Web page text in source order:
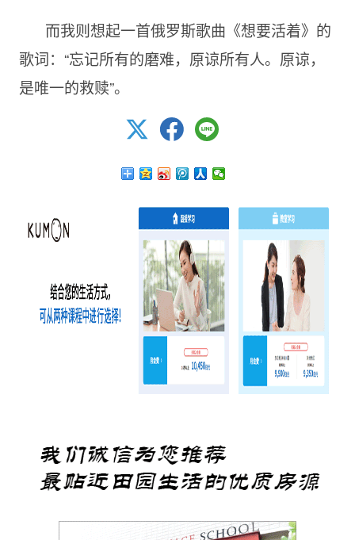
而我则想起一首俄罗斯歌曲《想要活着》的
歌词：“忘记所有的磨难，原谅所有人。原谅，
是唯一的救赎”。